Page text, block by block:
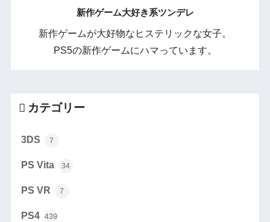
新作ゲーム大好き系ツンデレ
新作ゲームが大好物なヒステリックな女子。
PS5の新作ゲームにハマっています。
カテゴリー
3DS 7
PS Vita 34
PS VR 7
PS4 439